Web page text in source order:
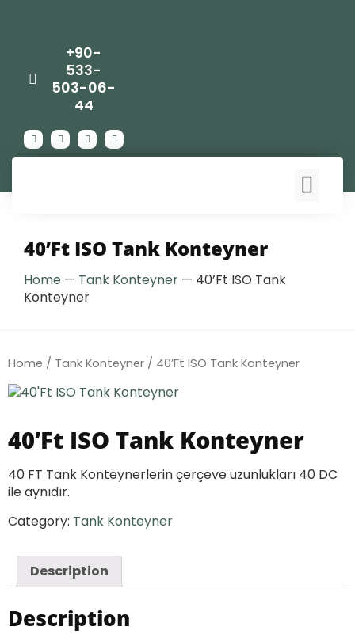
+90-
533-
503-06-
44
40’Ft ISO Tank Konteyner
Home — Tank Konteyner — 40’Ft ISO Tank
Konteyner
Home / Tank Konteyner / 40’Ft ISO Tank Konteyner
40’Ft ISO Tank Konteyner
40 FT Tank Konteynerlerin çerçeve uzunlukları 40 DC
ile aynıdır.
Category: Tank Konteyner
Description
Description